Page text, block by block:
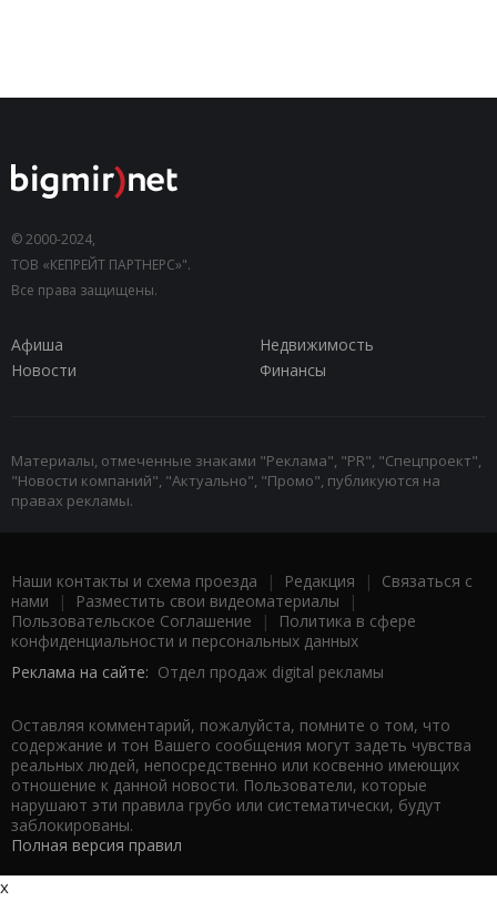
© 2000-2024,
ТОВ «КЕПРЕЙТ ПАРТНЕРС»".
Все права защищены.
Афиша
Недвижимость
Новости
Финансы
Материалы, отмеченные знаками "Реклама", "PR", "Спецпроект",
"Новости компаний", "Актуально", "Промо", публикуются на
правах рекламы.
Наши контакты и схема проезда | Редакция | Связаться с
нами | Разместить свои видеоматериалы |
Пользовательское Соглашение |
Политика в сфере
конфиденциальности и персональных данных
Реклама на сайте: Отдел продаж digital рекламы
Оставляя комментарий, пожалуйста, помните о том, что
содержание и тон Вашего сообщения могут задеть чувства
реальных людей, непосредственно или косвенно имеющих
отношение к данной новости. Пользователи, которые
нарушают эти правила грубо или систематически, будут
заблокированы.
Полная версия правил
x